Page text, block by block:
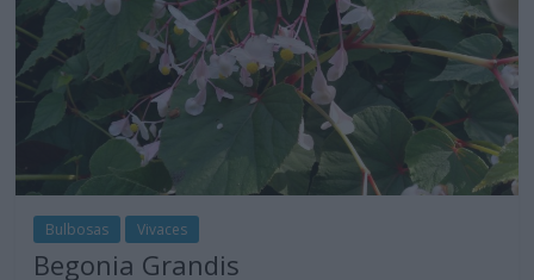
Bulbosas Vivaces
Begonia Grandis